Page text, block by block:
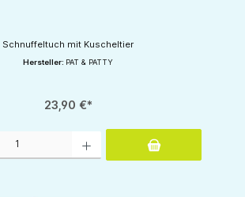
Schnuffeltuch mit Kuscheltier
Hersteller: PAT & PATTY
23,90 €*